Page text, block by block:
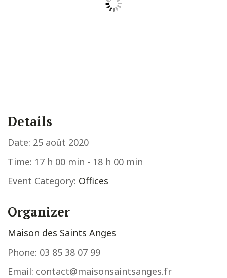
Details
Date: 25 août 2020
Time: 17 h 00 min - 18 h 00 min
Event Category: Offices
Organizer
Maison des Saints Anges
Phone: 03 85 38 07 99
Email: contact@maisonsaintsanges.fr